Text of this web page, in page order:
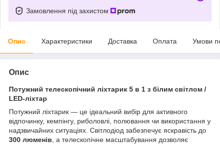
Замовлення під захистом
Опис Характеристики Доставка Оплата Умови
Опис
Потужний телескопічний ліхтарик 5 в 1 з білим світлом /
LED-ліхтар
Потужний ліхтарик — це ідеальний вибір для активного
відпочинку, кемпінгу, риболовлі, полювання чи використання у
надзвичайних ситуаціях. Світлодіод забезпечує яскравість до
300 люменів , а телескопічне масштабування дозволяє